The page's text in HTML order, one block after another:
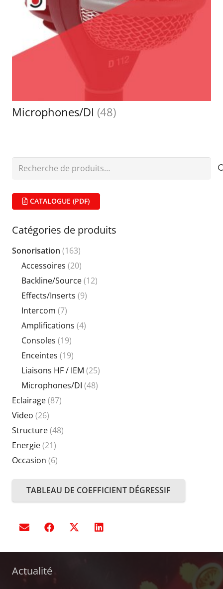
Microphones/DI (48)
Recherche
CATALOGUE (PDF)
Catégories de produits
Sonorisation (163)
Accessoires (20)
Backline/Source(12)
Effects/Inserts (9)
Intercom (7)
Amplifications (4)
Consoles (19)
Enceintes (19)
Liaisons HF / IEM (25)
Microphones/DI (48)
Eclairage(87)
Video (26)
Structure(48)
Energie(21)
Occasion (6)
TABLEAU DE COEFFICIENT DÉGRESSIF
Actualité